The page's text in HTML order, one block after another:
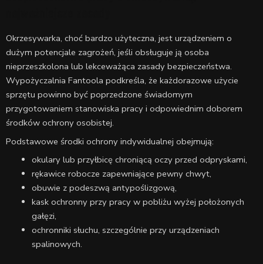
Okrzesywarka, choć bardzo użyteczna, jest urządzeniem o
dużym potencjale zagrożeń, jeśli obsługuje ją osoba
nieprzeszkolona lub lekceważąca zasady bezpieczeństwa.
Wypożyczalnia Fantoola podkreśla, że każdorazowe użycie
sprzętu powinno być poprzedzone świadomym
przygotowaniem stanowiska pracy i odpowiednim doborem
środków ochrony osobistej.
Podstawowe środki ochrony indywidualnej obejmują:
okulary lub przyłbicę chroniącą oczy przed odpryskami,
rękawice robocze zapewniające pewny chwyt,
obuwie z podeszwą antypoślizgową,
kask ochronny przy pracy w pobliżu wyżej położonych
gałęzi,
ochronniki słuchu, szczególnie przy urządzeniach
spalinowych.